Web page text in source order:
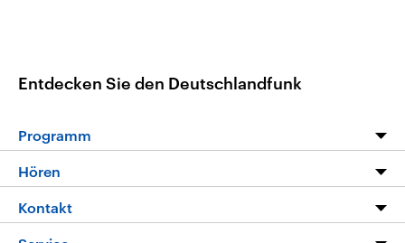
Entdecken Sie den Deutschlandfunk
Programm
Programm
Die Nachrichten
Hören
Livestream
Kontakt
Hörerservice